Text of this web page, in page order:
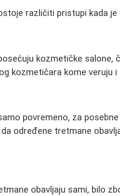
različiti pristupi kada je
kozmetičke salone,
kozmetičara kome veruju i
povremeno, za
određene tretmane
obavljaju sami, bilo